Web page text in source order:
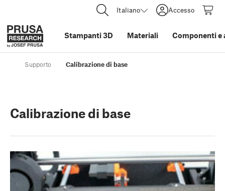
Italiano Accesso
Stampanti 3D Materiali Componenti e
Supporto Calibrazione di base
Calibrazione di base